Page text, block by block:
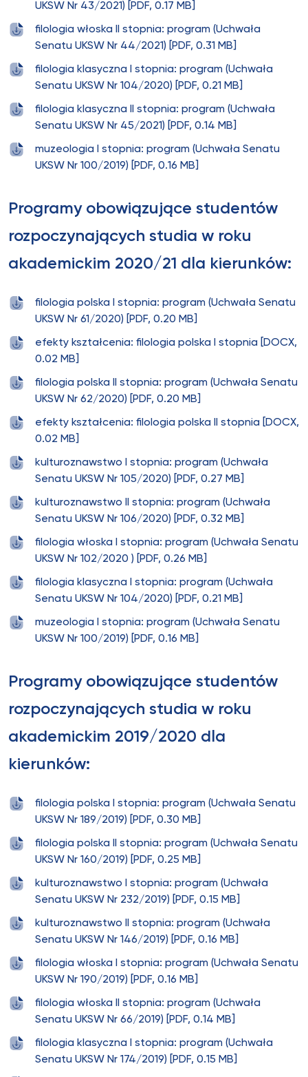
UKSW Nr 43/2021) [PDF, 0.17 MB]
filologia włoska II stopnia: program (Uchwała
Senatu UKSW Nr 44/2021) [PDF, 0.31 MB]
filologia klasyczna I stopnia: program (Uchwała
Senatu UKSW Nr 104/2020) [PDF, 0.21 MB]
filologia klasyczna II stopnia: program (Uchwała
Senatu UKSW Nr 45/2021) [PDF, 0.14 MB]
muzeologia I stopnia: program (Uchwała Senatu
UKSW Nr 100/2019) [PDF, 0.16 MB]
Programy obowiązujące studentów
rozpoczynających studia w roku
akademickim 2020/21 dla kierunków:
filologia polska I stopnia: program (Uchwała Senatu
UKSW Nr 61/2020) [PDF, 0.20 MB]
efekty kształcenia: filologia polska I stopnia [DOCX,
0.02 MB]
filologia polska II stopnia: program (Uchwała Senatu
UKSW Nr 62/2020) [PDF, 0.20 MB]
efekty kształcenia: filologia polska II stopnia [DOCX,
0.02 MB]
kulturoznawstwo I stopnia: program (Uchwała
Senatu UKSW Nr 105/2020) [PDF, 0.27 MB]
kulturoznawstwo II stopnia: program (Uchwała
Senatu UKSW Nr 106/2020) [PDF, 0.32 MB]
filologia włoska I stopnia: program (Uchwała Senatu
UKSW Nr 102/2020 ) [PDF, 0.26 MB]
filologia klasyczna I stopnia: program (Uchwała
Senatu UKSW Nr 104/2020) [PDF, 0.21 MB]
muzeologia I stopnia: program (Uchwała Senatu
UKSW Nr 100/2019) [PDF, 0.16 MB]
Programy obowiązujące studentów
rozpoczynających studia w roku
akademickim 2019/2020 dla
kierunków:
filologia polska I stopnia: program (Uchwała Senatu
UKSW Nr 189/2019) [PDF, 0.30 MB]
filologia polska II stopnia: program (Uchwała Senatu
UKSW Nr 160/2019) [PDF, 0.25 MB]
kulturoznawstwo I stopnia: program (Uchwała
Senatu UKSW Nr 232/2019) [PDF, 0.15 MB]
kulturoznawstwo II stopnia: program (Uchwała
Senatu UKSW Nr 146/2019) [PDF, 0.16 MB]
filologia włoska I stopnia: program (Uchwała Senatu
UKSW Nr 190/2019) [PDF, 0.16 MB]
filologia włoska II stopnia: program (Uchwała
Senatu UKSW Nr 66/2019) [PDF, 0.14 MB]
filologia klasyczna I stopnia: program (Uchwała
Senatu UKSW Nr 174/2019) [PDF, 0.15 MB]